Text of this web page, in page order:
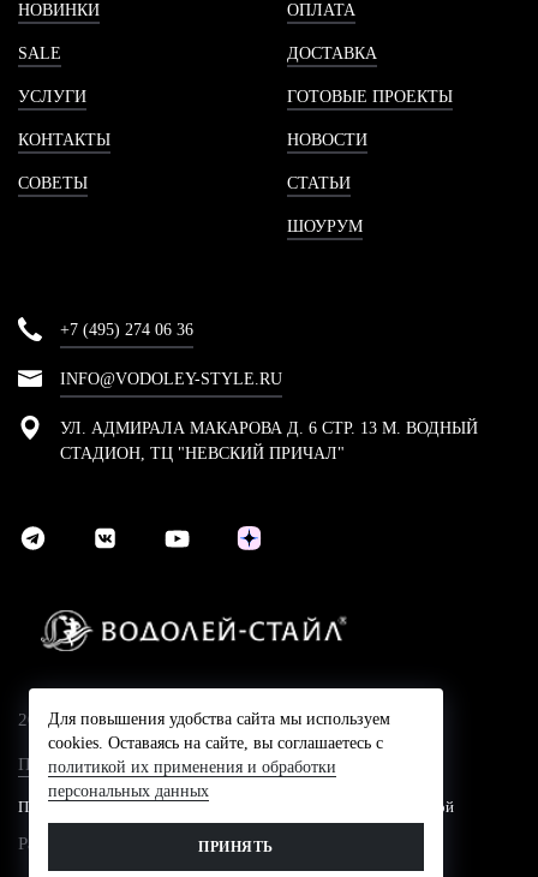
НОВИНКИ
SALE
УСЛУГИ
КОНТАКТЫ
СОВЕТЫ
ОПЛАТА
ДОСТАВКА
ГОТОВЫЕ ПРОЕКТЫ
НОВОСТИ
СТАТЬИ
ШОУРУМ
+7 (495) 274 06 36
INFO@VODOLEY-STYLE.RU
УЛ. АДМИРАЛА МАКАРОВА Д. 6 СТР. 13 М. ВОДНЫЙ
СТАДИОН, ТЦ "НЕВСКИЙ ПРИЧАЛ"
2024 © Компания Водолей-Cтайл
Политика конфидециальности
Представленные на сайте цены не являются публичной офертой
Разработано в
Для повышения удобства сайта мы используем
cookies. Оставаясь на сайте, вы соглашаетесь с
политикой их применения и обработки
персональных данных
ПРИНЯТЬ